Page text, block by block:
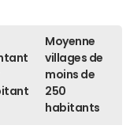
Moyenne
villages de
moins de
250
habitants